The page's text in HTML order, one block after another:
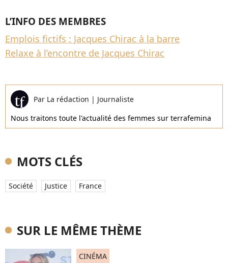
L’INFO DES MEMBRES
Emplois fictifs : Jacques Chirac à la barre
Relaxe à l’encontre de Jacques Chirac
Par La rédaction | Journaliste
Nous traitons toute l'actualité des femmes sur terrafemina
MOTS CLÉS
Société Justice France
SUR LE MÊME THÈME
CINÉMA